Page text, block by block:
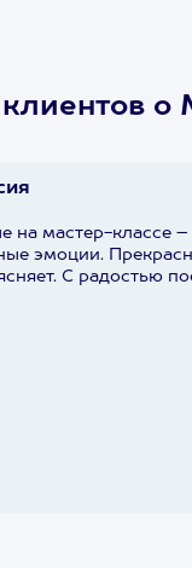
о
на мастер-классе –
эмоции.
С радостью